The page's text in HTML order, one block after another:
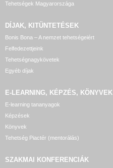
Tehetségek Magyarországa
DÍJAK, KITÜNTETÉSEK
Bonis Bona – A nemzet tehetségeiért
Felfedezettjeink
Tehetségnagykövetek
Egyéb díjak
E-LEARNING, KÉPZÉS, KÖNYVEK
E-learning tananyagok
Képzések
Könyvek
Tehetség Piactér (mentorálás)
SZAKMAI KONFERENCIÁK